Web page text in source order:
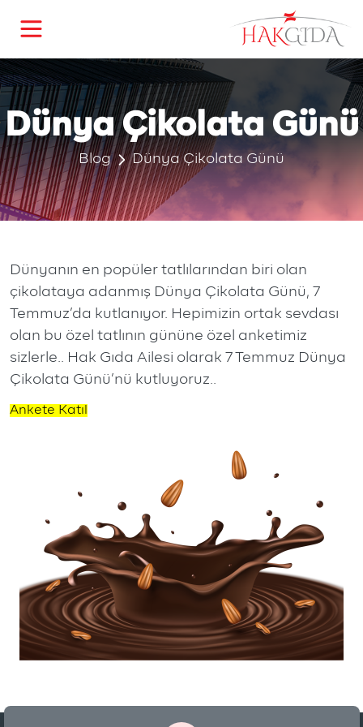
Ana Menü
Kurumsal
Hakkımızda
Galeri
Ana Menü
Hizmetlerimiz
Depolama
Taşımacılık
Distribütörlük
Dünya Çikolata Günü
Blog Dünya Çikolata Günü
Dünyanın en popüler tatlılarından biri olan
çikolataya adanmış Dünya Çikolata Günü, 7
Temmuz’da kutlanıyor. Hepimizin ortak sevdası
olan bu özel tatlının gününe özel anketimiz
sizlerle.. Hak Gıda Ailesi olarak 7 Temmuz Dünya
Çikolata Günü’nü kutluyoruz..
Ankete Katıl